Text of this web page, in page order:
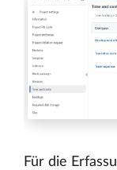
Für die